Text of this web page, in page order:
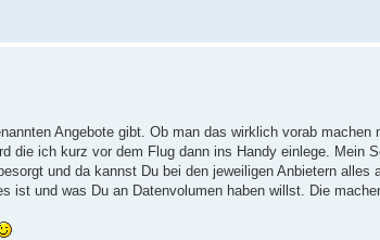
Angebote gibt. Ob man das wirklich vorab
die ich kurz vor dem Flug dann ins Handy einlege. Mein
und da kannst Du bei den jeweiligen Anbietern alles
ist und was Du an Datenvolumen haben willst. Die